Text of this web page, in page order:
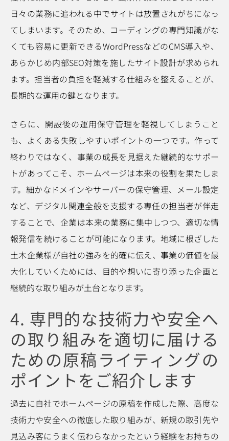
日々の業務に追われる中でサイトは放置されがちになっ
てしまいます。そのため、コーディングの専門知識がな
くても容易に更新できるWordPressなどのCMS導入や、
あらかじめ内部SEO対策を施したサイト設計が求められ
ます。担当者の負担を軽減する仕組みを整えることが、
長期的な運用の鍵となります。
さらに、開設後の運用保守管理を軽視してしまうこと
も、よくある失敗しやすいポイントの一つです。作って
終わりではなく、事業の成長を見据えた継続的なサポー
トがあってこそ、ホームページは本来の役割を果たしま
す。細かなドメインやサーバーの保守管理、メール設定
など、デジタル関連全般を支援する専任の担当者が伴走
することで、企業は本来の業務に集中しつつ、適切な情
報発信を続けることが可能になります。地域に根ざした
土木企業様が自社の強みを的確に伝え、事業の価値を最
大化していくためには、目的や想いに寄り添った企画と
継続的な取り組みが土台となります。
4. 専門的な技術力や安全へ
の取り組みを適切に届ける
ための原稿ライティングの
ポイントをご紹介します
過去に自社でホームページの原稿を作成した際、高度な
技術力や安全への徹底した取り組みが、新規の取引先や
見込み客にうまく伝わらなかったという経験をお持ちの